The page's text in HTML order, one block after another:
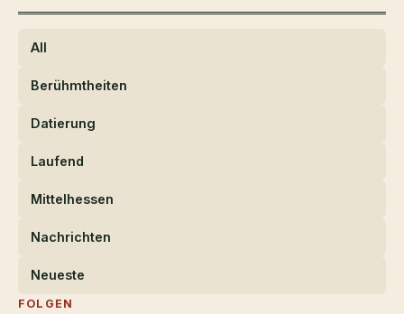
All
Berühmtheiten
Datierung
Laufend
Mittelhessen
Nachrichten
Neueste
FOLGEN